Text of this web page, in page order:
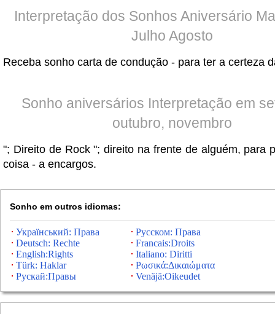
Interpretação dos Sonhos Aniversário
Julho Agosto
Receba sonho carta de condução - para ter a certeza
Sonho aniversários Interpretação em
outubro, novembro
"; Direito de Rock "; direito na frente de alguém, para
coisa - a encargos.
Sonho em outros idiomas:
Український: Права
Русском: Права
Deutsch: Rechte
Francais:Droits
English:Rights
Italiano: Diritti
Türk: Haklar
Ρωσικά:Δικαιώματα
Рускай:Правы
Venäjä:Oikeudet